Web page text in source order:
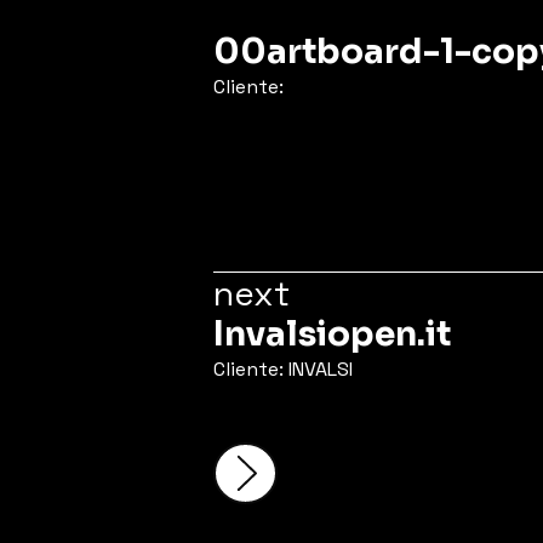
00artboard-1-
Cliente:
next
Invalsiopen.it
Cliente: INVALSI